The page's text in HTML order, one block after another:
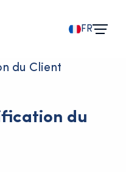
FR
du Client
du